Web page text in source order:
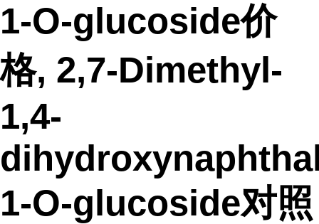
1-O-glucoside价
格, 2,7-Dimethyl-
1,4-
1-O-glucoside对照